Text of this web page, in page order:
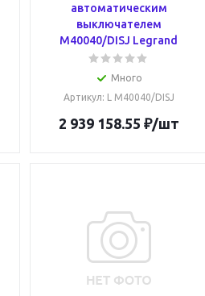
автоматическим
выключателем
M40040/DISJ Legrand
Много
Артикул: L M40040/DISJ
2 939 158.55 ₽/шт